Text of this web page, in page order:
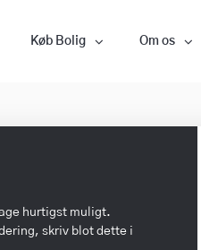
Køb Bolig Om os
hurtigst muligt.
skriv blot dette i